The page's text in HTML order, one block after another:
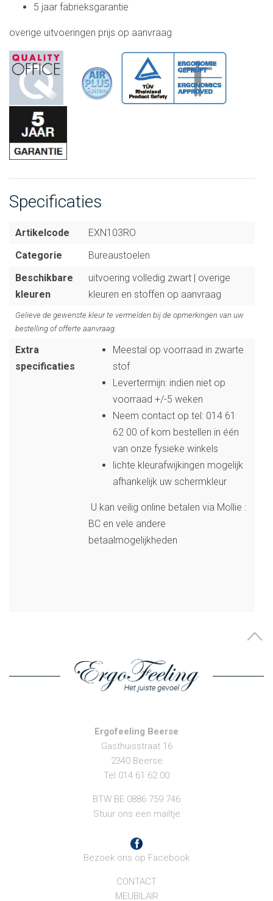
5 jaar fabrieksgarantie
overige uitvoeringen prijs op aanvraag
Specificaties
Artikelcode
EXN103RO
Categorie
Bureaustoelen
Beschikbare
kleuren
uitvoering volledig zwart | overige
kleuren en stoffen op aanvraag
Gelieve de gewenste kleur te vermelden bij de opmerkingen van uw
bestelling of offerte aanvraag.
Extra
specificaties
Meestal op voorraad in zwarte
stof
Levertermijn: indien niet op
voorraad +/-5 weken
Neem contact op tel: 014 61
62 00 of kom bestellen in één
van onze fysieke winkels
lichte kleurafwijkingen mogelijk
afhankelijk uw schermkleur
U kan veilig online betalen via Mollie :
BC en vele andere
betaalmogelijkheden
Ergofeeling Beerse
Gasthuisstraat 16
2340 Beerse
Tel 014 61 62 00
BTW BE 0886 759 746
Stuur ons een mailtje
Bezoek ons op Facebook
CONTACT
MEUBILAIR